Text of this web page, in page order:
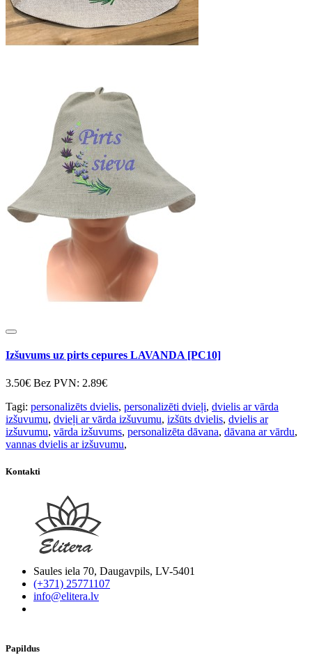
Izšuvums uz pirts cepures LAVANDA [PC10]
3.50€ Bez PVN: 2.89€
Tagi: personalizēts dvielis, personalizēti dvieļi, dvielis ar vārda
izšuvumu, dvieļi ar vārda izšuvumu, izšūts dvielis, dvielis ar
izšuvumu, vārda izšuvums, personalizēta dāvana, dāvana ar vārdu,
vannas dvielis ar izšuvumu,
Kontakti
Saules iela 70, Daugavpils, LV-5401
(+371) 25771107
info@elitera.lv
Papildus